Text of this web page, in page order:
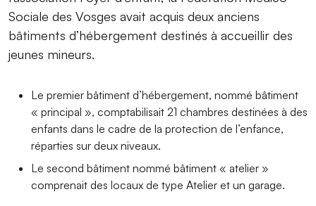
Sociale des Vosges avait acquis deux anciens
bâtiments d’hébergement destinés à accueillir des
jeunes mineurs.
Le premier bâtiment d’hébergement, nommé bâtiment
« principal », comptabilisait 21 chambres destinées à des
enfants dans le cadre de la protection de l’enfance,
réparties sur deux niveaux.
Le second bâtiment nommé bâtiment « atelier »
comprenait des locaux de type Atelier et un garage.